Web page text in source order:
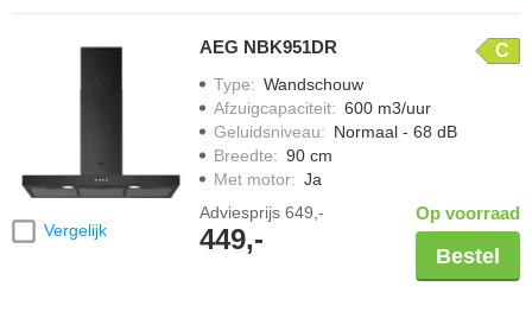
Vergelijk
AEG NBK951DR C
Type: Wandschouw
Afzuigcapaciteit: 600 m3/uur
Geluidsniveau: Normaal - 68 dB
Breedte: 90 cm
Met motor: Ja
Adviesprijs 649,-
449,-
Op voorraad
Bestel